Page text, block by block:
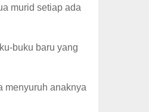
murid setiap ada
buku baru yang
menyuruh anaknya